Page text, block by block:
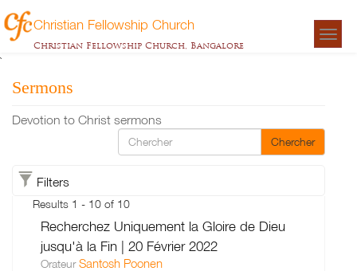
Christian Fellowship Church
Christian Fellowship Church, Bangalore
`
Sermons
Devotion to Christ sermons
Chercher
Filters
Results 1 - 10 of 10
Recherchez Uniquement la Gloire de Dieu
jusqu'à la Fin | 20 Février 2022
OrateurSantosh Poonen